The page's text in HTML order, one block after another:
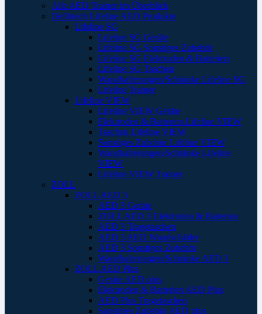
Alle AED Trainer im Überblick
Defibtech Lifeline AED Produkte
Lifeline SG
Lifeline SG Geräte
Lifeline SG Sonstiges Zubehör
Lifeline SG Elektroden & Batterien
Lifeline SG Taschen
Wandhalterungen/Schränke Lifeline SG
Lifeline Trainer
Lifeline VIEW
Lifeline VIEW Geräte
Elektroden & Batterien Lifeline VIEW
Taschen Lifeline VIEW
Sonstiges Zubehör Lifeline VIEW
Wandhalterungen/Schränke Lifeline
VIEW
Lifeline VIEW Trainer
ZOLL
ZOLL AED 3
AED 3 Geräte
ZOLL AED 3 Elektroden & Batterien
AED 3 Tragetaschen
AED 3 AED Wandschilder
AED 3 Sonstiges Zubehör
Wandhalterungen/Schränke AED 3
ZOLL AED Plus
Geräte AED plus
Elektroden & Batterien AED Plus
AED Plus Tragetaschen
Sonstiges Zubehör AED plus